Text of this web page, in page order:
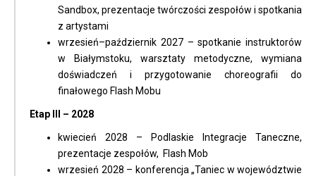
Sandbox, prezentacje twórczości zespołów i spotkania
z artystami
wrzesień–październik 2027 – spotkanie instruktorów
w Białymstoku, warsztaty metodyczne, wymiana
doświadczeń i przygotowanie choreografii do
finałowego Flash Mobu
Etap III – 2028
kwiecień 2028 – Podlaskie Integracje Taneczne,
prezentacje zespołów, Flash Mob
wrzesień 2028 – konferencja „Taniec w województwie